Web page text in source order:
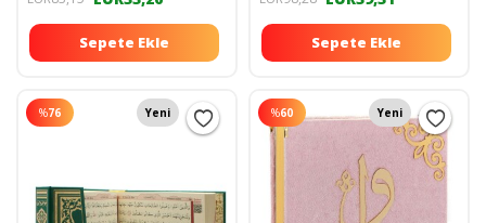
Sepete Ekle Sepete Ekle
%76 Yeni %60 Yeni